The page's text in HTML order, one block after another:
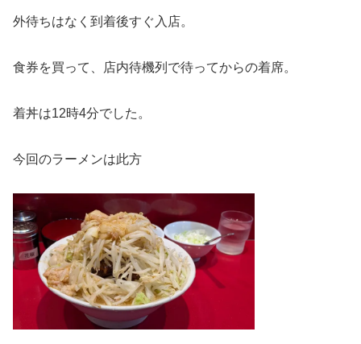
外待ちはなく到着後すぐ入店。
食券を買って、店内待機列で待ってからの着席。
着丼は12時4分でした。
今回のラーメンは此方